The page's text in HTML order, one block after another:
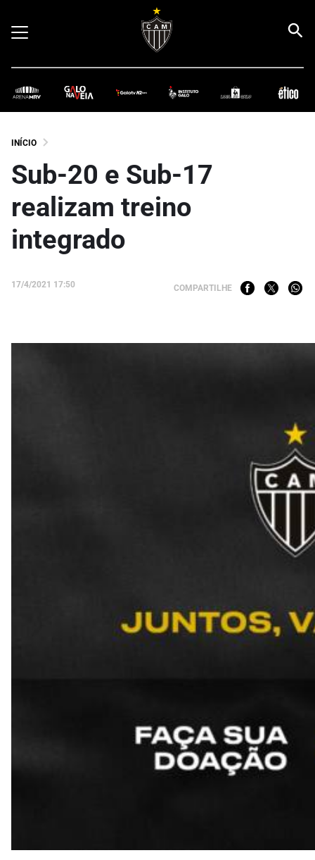
INÍCIO
Sub-20 e Sub-17
realizam treino
integrado
17/4/2021 17:50 COMPARTILHE